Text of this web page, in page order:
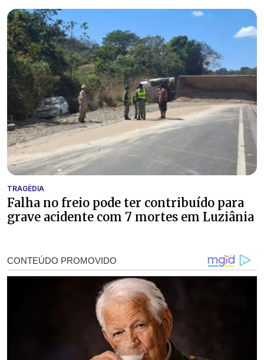
TRAGÉDIA
Falha no freio pode ter contribuído para
grave acidente com 7 mortes em Luziânia